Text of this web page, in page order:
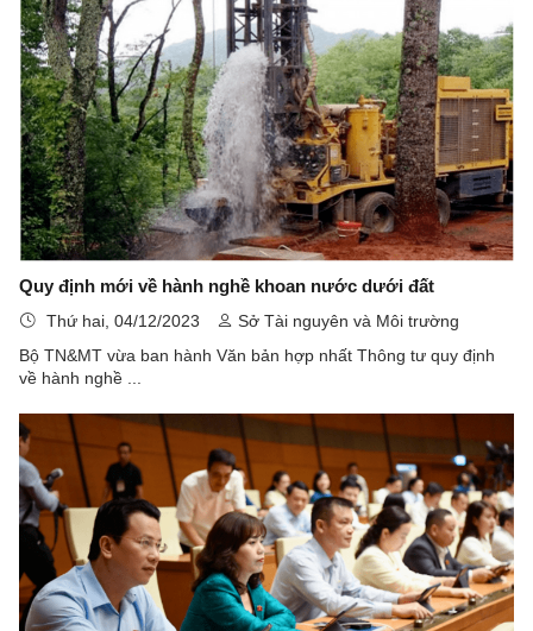
Quy định mới về hành nghề khoan nước dưới đất
Thứ hai, 04/12/2023
Sở Tài nguyên và Môi trường
Bộ TN&MT vừa ban hành Văn bản hợp nhất Thông tư quy định
về hành nghề ...